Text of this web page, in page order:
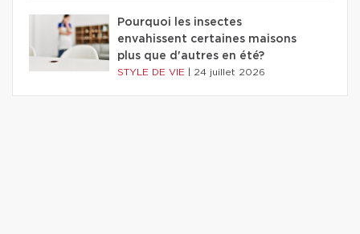
Pourquoi les insectes
envahissent certaines maisons
plus que d'autres en été?
STYLE DE VIE 24 juillet 2026